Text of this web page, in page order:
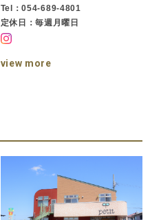
Tel：054-689-4801
定休日：毎週月曜日
view more